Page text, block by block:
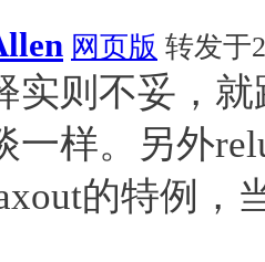
网页版 转发于
实则不妥，就
一样。另外
的特例，